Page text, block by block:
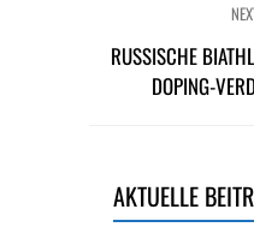
RUSSISCHE
DOPING-
AKTUELLE